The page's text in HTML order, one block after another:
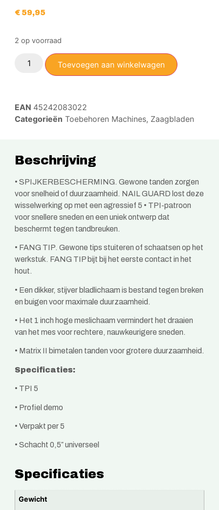
€59,95
2 op voorraad
Toevoegen aan winkelwagen
EAN 45242083022
Categorieën Toebehoren Machines, Zaagbladen
Beschrijving
• SPIJKERBESCHERMING. Gewone tanden zorgen
voor snelheid of duurzaamheid. NAIL GUARD lost deze
wisselwerking op met een agressief 5 • TPI-patroon
voor snellere sneden en een uniek ontwerp dat
beschermt tegen tandbreuken.
• FANG TIP. Gewone tips stuiteren of schaatsen op het
werkstuk. FANG TIP bijt bij het eerste contact in het
hout.
• Een dikker, stijver bladlichaam is bestand tegen breken
en buigen voor maximale duurzaamheid.
• Het 1 inch hoge meslichaam vermindert het draaien
van het mes voor rechtere, nauwkeurigere sneden.
• Matrix II bimetalen tanden voor grotere duurzaamheid.
Specificaties:
• TPI 5
• Profiel demo
• Verpakt per 5
• Schacht 0,5″ universeel
Specificaties
Gewicht